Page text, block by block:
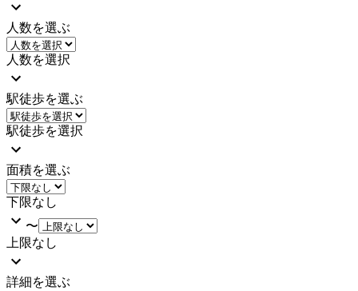
人数を選ぶ
人数を選択
駅徒歩を選ぶ
駅徒歩を選択
面積を選ぶ
下限なし
〜
上限なし
詳細を選ぶ